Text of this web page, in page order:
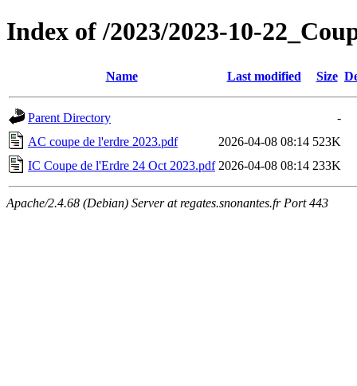
Index of /2023/2023-10-
Name Last modified Size
Parent Directory
-
AC coupe de l'erdre 2023.pdf
2026-04-08 08:14 523K
IC Coupe de l'Erdre 24 Oct 2023.pdf 2026-04-08 08:14 233K
Apache/2.4.68 (Debian) Server at regates.snonantes.fr Port 443